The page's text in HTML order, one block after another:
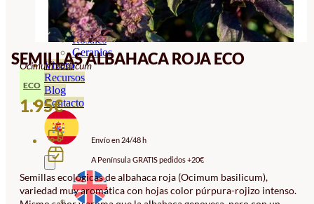
Ornamentales
Hortensias
Rosales
Geranios
Vivero
Recursos
Blog
Contacto
SEMILLAS ALBAHACA ROJA ECO
Ocimum basilicum
ECO
1.95€
Envío en 24/48 h
A Península GRATIS pedidos +20€
Semillas ecológicas de albahaca roja (Ocimum basilicum),
variedad muy aromática con hojas color púrpura-rojizo intenso.